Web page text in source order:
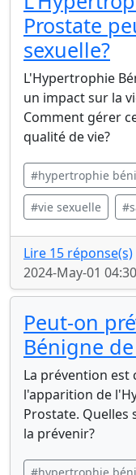
Prostate
sexuelle?
L'Hypertrophie
un impact sur la
Comment gérer
qualité de vie?
#hypertrophie
#vie sexuelle
Lire 15 réponse(s)
2024-May-01 04:30
Peut-on
Bénigne
La prévention
l'apparition de
Prostate. Quelles
la prévenir?